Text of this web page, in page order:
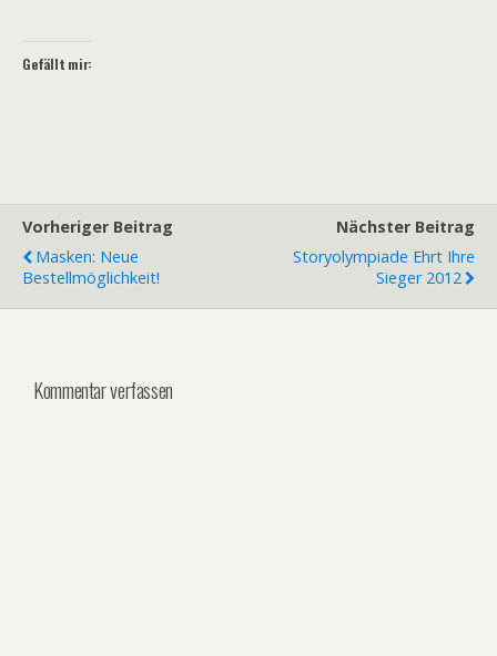
Gefällt mir:
Vorheriger Beitrag
Masken: Neue
Bestellmöglichkeit!
Nächster Beitrag
Storyolympiade Ehrt Ihre
Sieger 2012
Kommentar verfassen